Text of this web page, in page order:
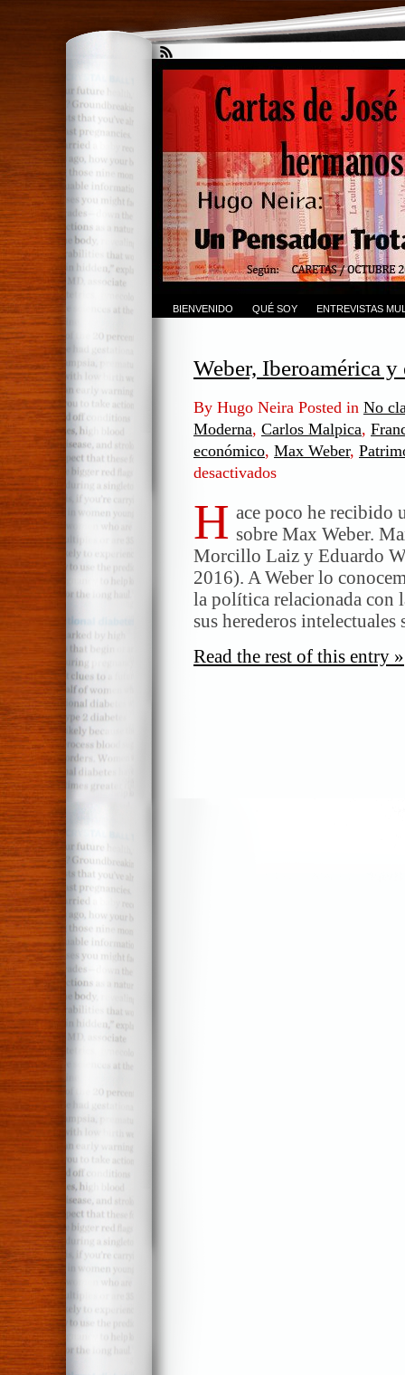
BIENVENIDO QUÉ SOY ENTREVISTAS
Weber, Iberoamérica
By Hugo Neira Posted in No
Moderna, Carlos Malpica,
económico, Max Weber,
desactivados
Iberoamérica
patrimonialismo
H ace poco he recibido
sobre Max Weber.
Morcillo Laiz y Eduardo
2016). A Weber lo
la política relacionada con
sus herederos
Read the rest of this entry »